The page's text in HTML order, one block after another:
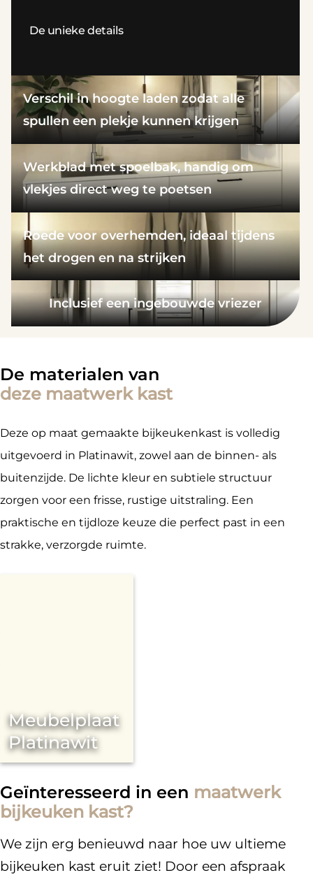
De unieke details
Verschil in hoogte laden zodat alle
spullen een plekje kunnen krijgen
Werkblad met spoelbak, handig om
vlekjes direct weg te poetsen
Roede voor overhemden, ideaal tijdens
het drogen en na strijken
Inclusief een ingebouwde vriezer
De materialen van
deze maatwerk kast
Deze op maat gemaakte bijkeukenkast is volledig
uitgevoerd in Platinawit, zowel aan de binnen- als
buitenzijde. De lichte kleur en subtiele structuur
zorgen voor een frisse, rustige uitstraling. Een
praktische en tijdloze keuze die perfect past in een
strakke, verzorgde ruimte.
Meubelplaat
Platinawit
Geïnteresseerd in een maatwerk
bijkeuken kast?
We zijn erg benieuwd naar hoe uw ultieme
bijkeuken kast eruit ziet! Door een afspraak